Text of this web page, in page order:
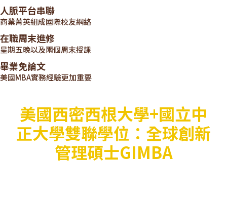
人脈平台串聯
商業菁英組成國際校友網絡
在職周末進修
星期五晚以及兩個周末授課
畢業免論文
美國MBA實務經驗更加重要
美國西密西根大學+國立中
正大學雙聯學位：全球創新
管理碩士GIMBA